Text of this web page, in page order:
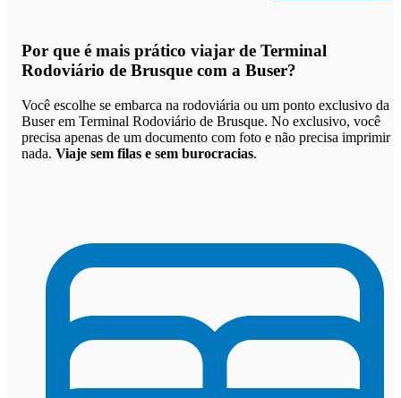
Por que é mais prático viajar de Terminal
Rodoviário de Brusque com a Buser?
Você escolhe se embarca na rodoviária ou um ponto exclusivo da
Buser em Terminal Rodoviário de Brusque. No exclusivo, você
precisa apenas de um documento com foto e não precisa imprimir
nada. Viaje sem filas e sem burocracias.